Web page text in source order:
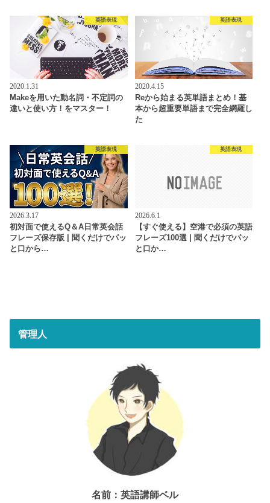
英語表現
2020.1.31
Makeを用いた動名詞・不定詞の
違いと使い方！をマスター！
英語表現
2020.4.15
Reから始まる英単語まとめ！基
本から超重要単語まで完全網羅し
た
英語表現
2026.3.17
初対面で使えるQ＆A日常英会話
フレーズ保存版 | 聞くだけでパッ
と口から…
英語表現
2026.6.1
【すぐ使える】空港で必須の英語
フレーズ100選 | 聞くだけでパッ
と口か…
管理人
名前：英語講師ベル